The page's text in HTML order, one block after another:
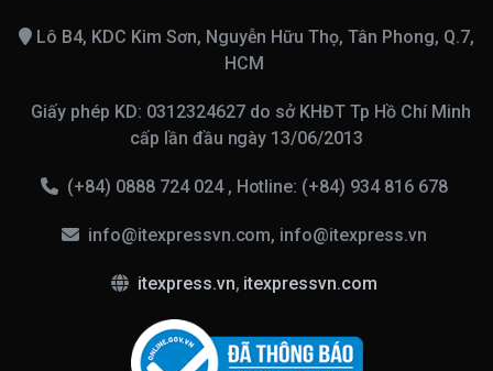
Lô B4, KDC Kim Sơn, Nguyễn Hữu Thọ, Tân Phong, Q.7,
HCM
Giấy phép KD: 0312324627 do sở KHĐT Tp Hồ Chí Minh
cấp lần đầu ngày 13/06/2013
(+84) 0888 724 024 , Hotline: (+84) 934 816 678
info@itexpressvn.com, info@itexpress.vn
itexpress.vn, itexpressvn.com